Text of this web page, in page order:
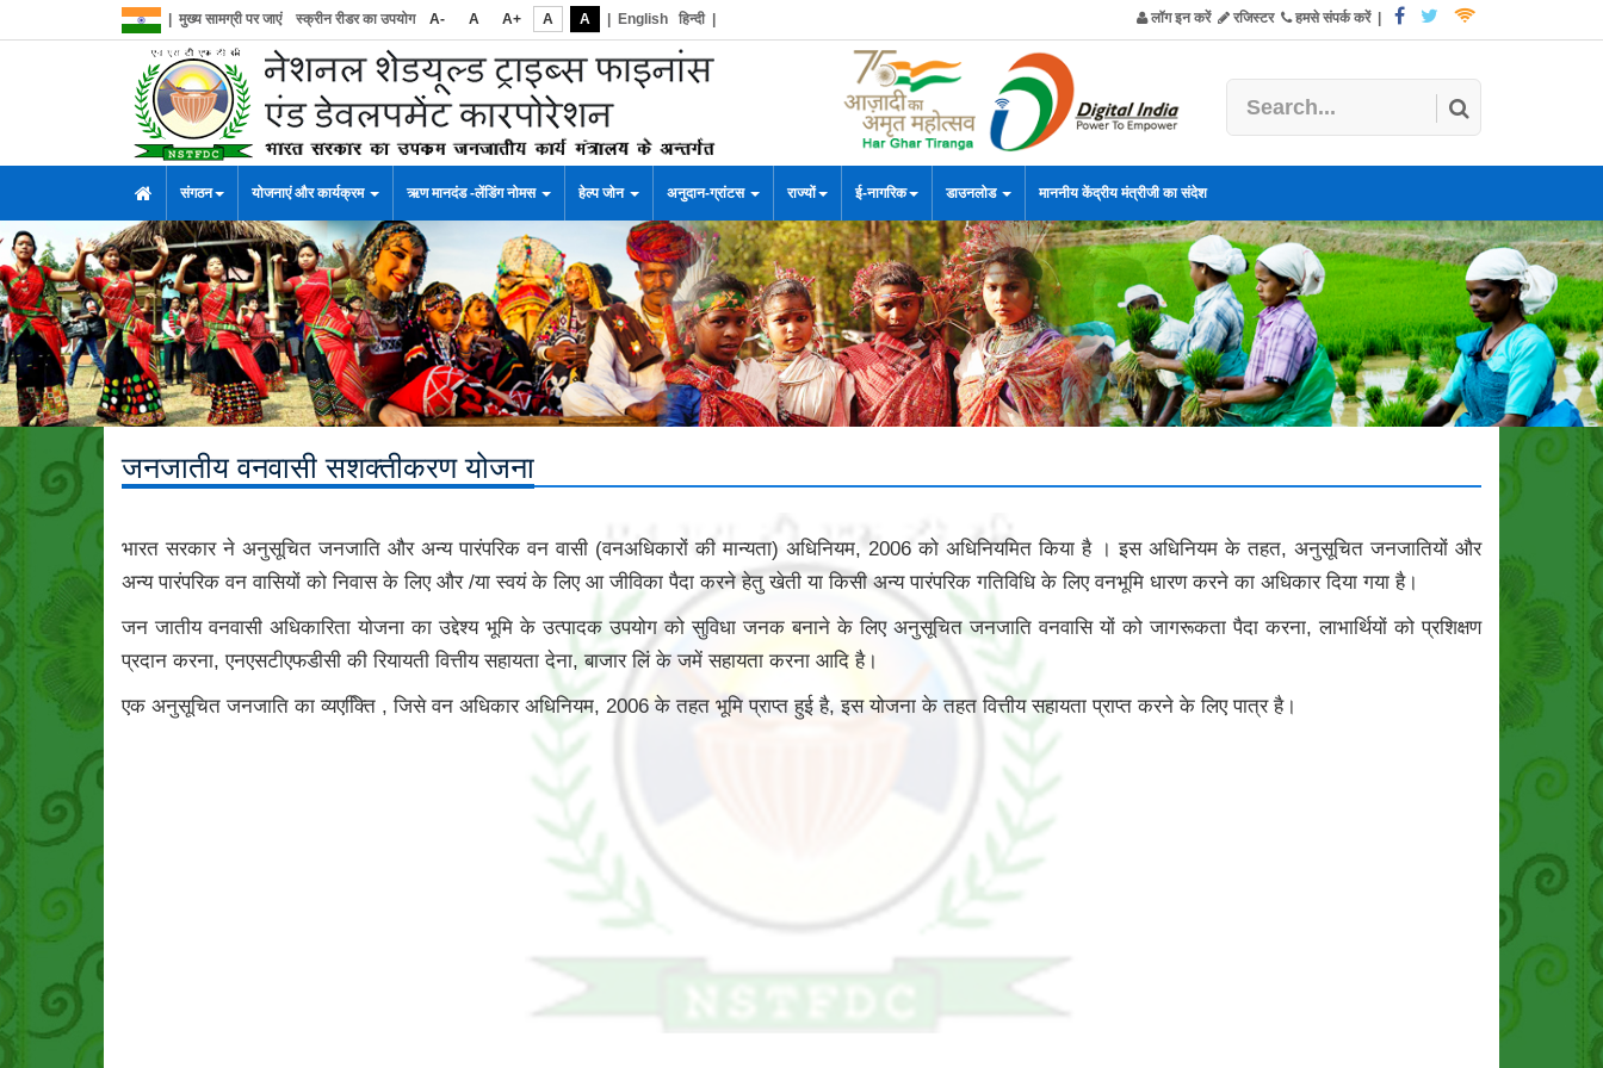
मुख्य सामग्री पर जाएं स्क्रीन रीडर का उपयोग A- A A+ A A English हिन्दी| लॉग इन करें रजिस्टर हमसे संपर्क करें|
संगठन योजनाएं और कार्यक्रम ऋण मानदंड -लेंडिंग नोमस हेल्प जोन अनुदान-ग्रांटस राज्यों ई-नागरिक डाउनलोड माननीय केंद्रीय मंत्रीजी का संदेश
जनजातीय वनवासी सशक्तीकरण योजना
भारत सरकार ने अनुसूचित जनजाति और अन्य पारंपरिक वन वासी (वनअधिकारों की मान्यता) अधिनियम, 2006 को अधिनियमित किया है । इस अधिनियम के तहत, अनुसूचित जनजातियों और
अन्य पारंपरिक वन वासियों को निवास के लिए और /या स्वयं के लिए आ जीविका पैदा करने हेतु खेती या किसी अन्य पारंपरिक गतिविधि के लिए वनभूमि धारण करने का अधिकार दिया गया है।
जन जातीय वनवासी अधिकारिता योजना का उद्देश्य भूमि के उत्पादक उपयोग को सुविधा जनक बनाने के लिए अनुसूचित जनजाति वनवासि यों को जागरूकता पैदा करना, लाभार्थियों को प्रशिक्षण
प्रदान करना, एनएसटीएफडीसी की रियायती वित्तीय सहायता देना, बाजार लिं के जमें सहायता करना आदि है।
एक अनुसूचित जनजाति का व्यएक्तिि , जिसे वन अधिकार अधिनियम, 2006 के तहत भूमि प्राप्त हुई है, इस योजना के तहत वित्तीय सहायता प्राप्त करने के लिए पात्र है।